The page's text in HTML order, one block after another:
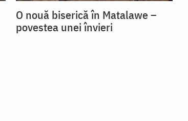
O nouă biserică în Matalawe –
povestea unei învieri